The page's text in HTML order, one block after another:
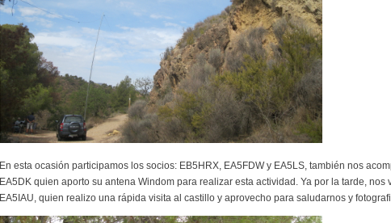
En esta ocasión participamos los socios: EB5HRX, EA5FDW y EA5LS, también nos
EA5DK quien aporto su antena Windom para realizar esta actividad. Ya por la tarde,
EA5IAU, quien realizo una rápida visita al castillo y aprovecho para saludarnos y